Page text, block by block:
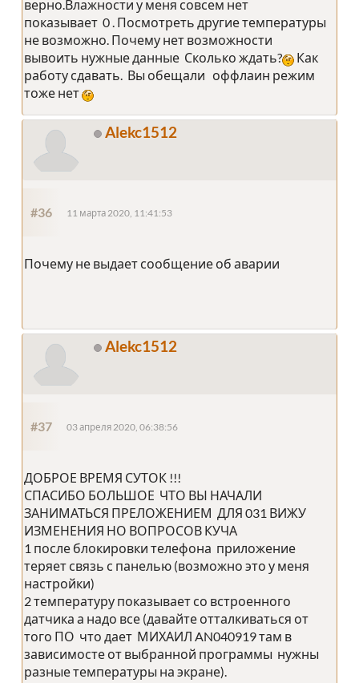
верно.Влажности у меня совсем нет
показывает 0 . Посмотреть другие температуры
не возможно. Почему нет возможности
вывоить нужные данные Сколько ждать?
Как
работу сдавать. Вы обещали оффлаин режим
тоже нет
Alekc1512
#36 11 марта 2020, 11:41:53
Почему не выдает сообщение об аварии
Alekc1512
#37 03 апреля 2020, 06:38:56
ДОБРОЕ ВРЕМЯ СУТОК !!!
СПАСИБО БОЛЬШОЕ ЧТО ВЫ НАЧАЛИ
ЗАНИМАТЬСЯ ПРЕЛОЖЕНИЕМ ДЛЯ 031 ВИЖУ
ИЗМЕНЕНИЯ НО ВОПРОСОВ КУЧА
1 после блокировки телефона приложение
теряет связь с панелью (возможно это у меня
настройки)
2 температуру показывает со встроенного
датчика а надо все (давайте отталкиваться от
того ПО что дает МИХАИЛ AN040919 там в
зависимосте от выбранной программы нужны
разные температуры на экране).